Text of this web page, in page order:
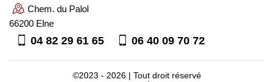
Chem. du Palol
66200 Elne
04 82 29 61 65 06 40 09 70 72
©2023 - 2026 | Tout droit réservé